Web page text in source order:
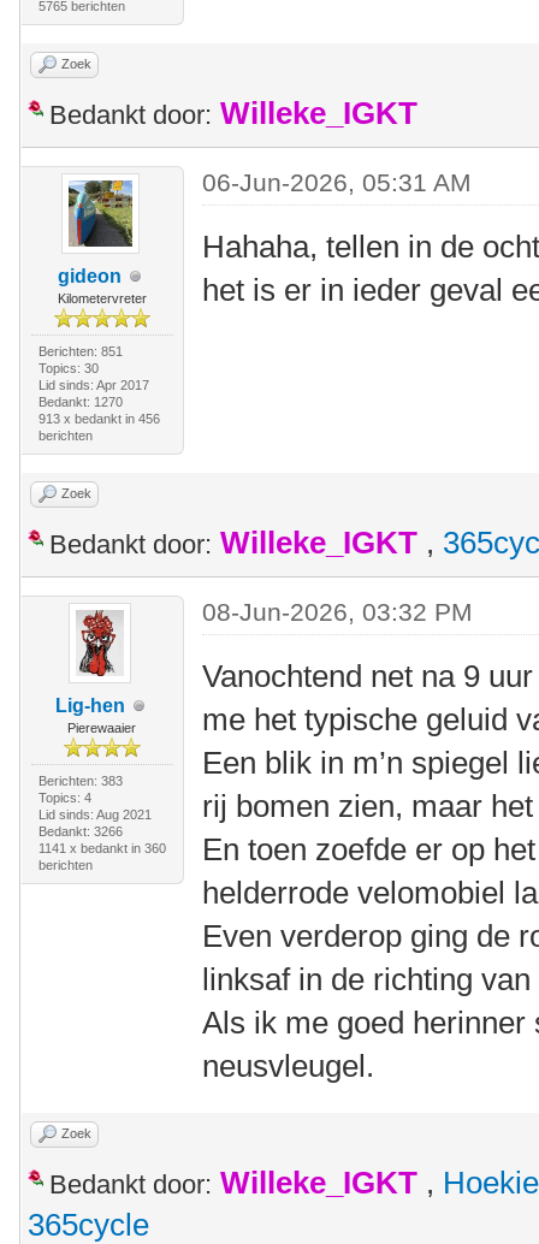
5765 berichten
Zoek
Bedankt door: Willeke_IGKT
gideon
Kilometervreter
Berichten: 851
Topics: 30
Lid sinds: Apr 2017
Bedankt: 1270
913 x bedankt in 456
berichten
06-Jun-2026, 05:31 AM
Hahaha, tellen in de
het is er in ieder geval
Zoek
Bedankt door: Willeke_IGKT ,
Lig-hen
Pierewaaier
Berichten: 383
Topics: 4
Lid sinds: Aug 2021
Bedankt: 3266
1141 x bedankt in 360
berichten
08-Jun-2026, 03:32 PM
Vanochtend net na 9
me het typische geluid
Een blik in m’n spiegel
rij bomen zien, maar
En toen zoefde er op
helderrode velomobiel
Even verderop ging de
linksaf in de richting
Als ik me goed herinner
neusvleugel.
Zoek
Bedankt door: Willeke_IGKT , Hoekie
365cycle